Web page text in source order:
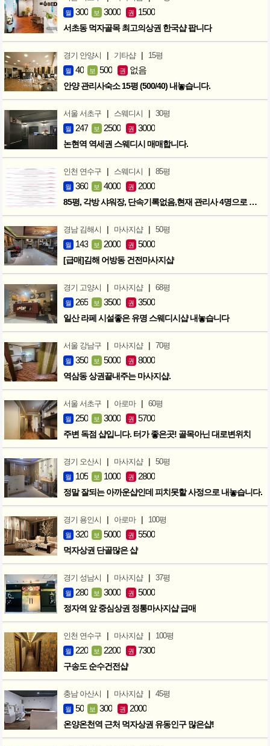
월 300 보 3000 권 1500
서초동 먹자골목 최고의상권 한국샵 팝니다
경기 안양시 | 기타샵 | 15평
월 40 보 500 권 없음
안양 관리사숙소 15평 (500/40) 내놓습니다.
서울 서초구 | 스웨디시 | 30평
월 247 보 2500 권 3000
논현역 역세권 스웨디시 매매합니다.
인천 연수구 | 스웨디시 | 85평
월 360 보 4000 권 2000
85평, 각방 샤워장, 단속기록없음,현재 관리사 4명으로 성업중
경남 김해시 | 마사지샵 | 50평
월 143 보 2000 권 5000
[급매]김해 어방동 건전마사지샵
경기 고양시 | 마사지샵 | 68평
월 265 보 3500 권 3500
일산 라페 시설좋은 유명 스웨디시샵 내놓습니다
서울 강남구 | 마사지샵 | 70평
월 350 보 5000 권 8000
역삼동 상권끝내주는 마사지샵.
서울 서초구 | 아로마 | 60평
월 250 보 3000 권 5700
주변 독점 샵입니다. 터가 좋은곳! 골목아닌 대로변위치
경기 오산시 | 마사지샵 | 50평
월 105 보 1000 권 2800
정말 잘되는 아까운샵인데 피치못할 사정으로 내놓습니다.
경기 용인시 | 아로마 | 100평
월 320 보 5000 권 5500
먹자상권 단골많은 샵
경기 성남시 | 마사지샵 | 37평
월 280 보 3000 권 5000
정자역 앞 중심상권 정통마사지샵 급매
인천 연수구 | 마사지샵 | 100평
월 220 보 2200 권 7300
구송도 순수건전샵
충남 아산시 | 마사지샵 | 45평
월 50 보 300 권 2000
온양온천역 근처 먹자상권 유동인구 많은샵!